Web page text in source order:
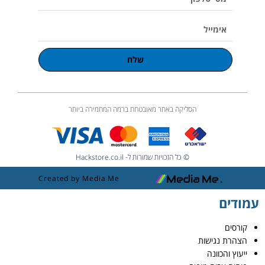
טלפון
שלח
הסליקה באתר מאובטחת ברמה המחמירה ביותר
© כל הזכויות שמורות ל- Hackstore.co.il
Created by Media Me
עמודים
קורסים
הצהרת נגישות
ייעוץ והכוונה